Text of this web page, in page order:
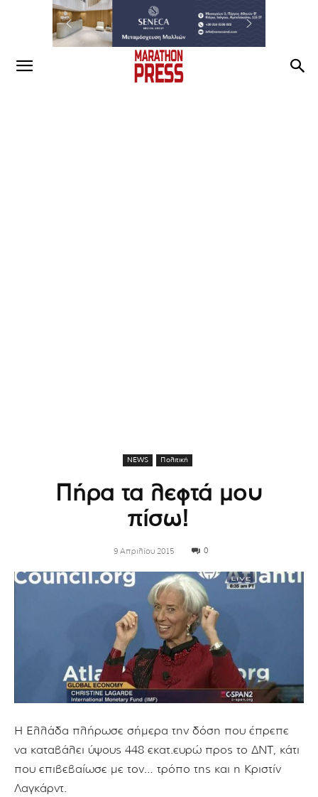
NEWS Πολιτική
Πήρα τα λεφτά μου
πίσω!
9 Απριλίου 2015 0
Η Ελλάδα πλήρωσε σήμερα την δόση που έπρεπε
να καταβάλει ύψους 448 εκατ.ευρώ προς το ΔΝΤ, κάτι
που επιβεβαίωσε με τον… τρόπο της και η Κριστίν
Λαγκάρντ.